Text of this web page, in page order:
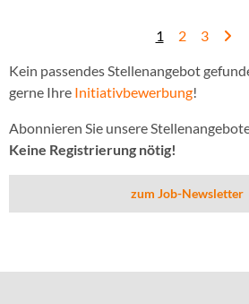
1 2 3
Kein passendes Stellenangebot
gerne Ihre Initiativbewerbung!
Abonnieren Sie unsere
Keine Registrierung nötig!
zum Job-Newsletter